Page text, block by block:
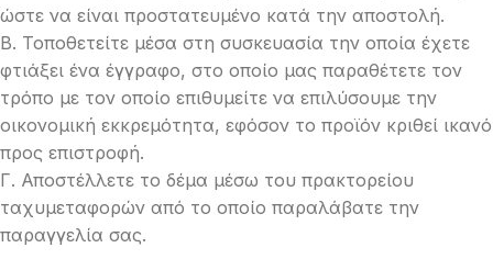
ώστε να είναι προστατευμένο κατά την αποστολή.
Β. Τοποθετείτε μέσα στη συσκευασία την οποία έχετε
φτιάξει ένα έγγραφο, στο οποίο μας παραθέτετε τον
τρόπο με τον οποίο επιθυμείτε να επιλύσουμε την
οικονομική εκκρεμότητα, εφόσον το προϊόν κριθεί ικανό
προς επιστροφή.
Γ. Αποστέλλετε το δέμα μέσω του πρακτορείου
ταχυμεταφορών από το οποίο παραλάβατε την
παραγγελία σας.